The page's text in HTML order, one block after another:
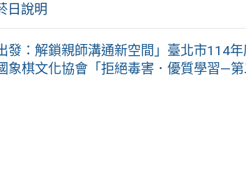
日說明
發：解鎖親師溝通新空間」臺北市114
象棋文化協會「拒絕毒害．優質學習—